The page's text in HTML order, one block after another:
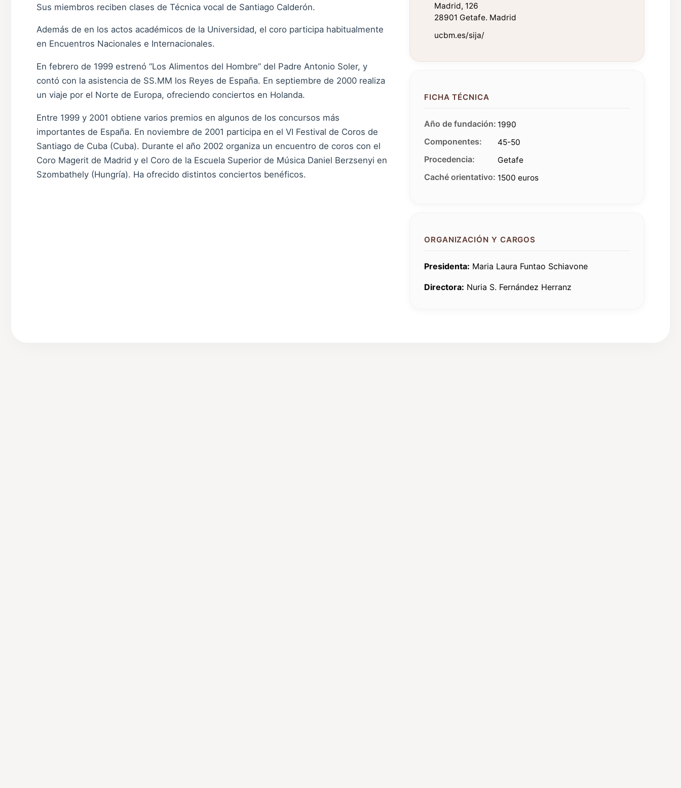
Sus miembros reciben clases de Técnica vocal de Santiago Calderón.
Además de en los actos académicos de la Universidad, el coro participa habitualmente
en Encuentros Nacionales e Internacionales.
En febrero de 1999 estrenó “Los Alimentos del Hombre” del Padre Antonio Soler, y
contó con la asistencia de SS.MM los Reyes de España. En septiembre de 2000 realiza
un viaje por el Norte de Europa, ofreciendo conciertos en Holanda.
Entre 1999 y 2001 obtiene varios premios en algunos de los concursos más
importantes de España. En noviembre de 2001 participa en el VI Festival de Coros de
Santiago de Cuba (Cuba). Durante el año 2002 organiza un encuentro de coros con el
Coro Magerit de Madrid y el Coro de la Escuela Superior de Música Daniel Berzsenyi en
Szombathely (Hungría). Ha ofrecido distintos conciertos benéficos.
Madrid, 126
28901 Getafe. Madrid
ucbm.es/sija/
FICHA TÉCNICA
Año de fundación: 1990
Componentes: 45-50
Procedencia: Getafe
Caché orientativo: 1500 euros
ORGANIZACIÓN Y CARGOS
Presidenta: Maria Laura Funtao Schiavone
Directora: Nuria S. Fernández Herranz